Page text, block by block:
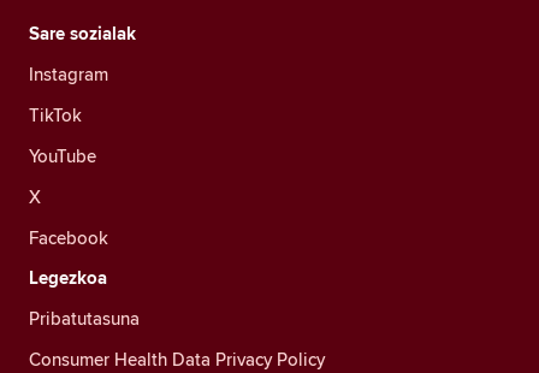
Sare sozialak
Instagram
TikTok
YouTube
X
Facebook
Legezkoa
Pribatutasuna
Consumer Health Data Privacy Policy